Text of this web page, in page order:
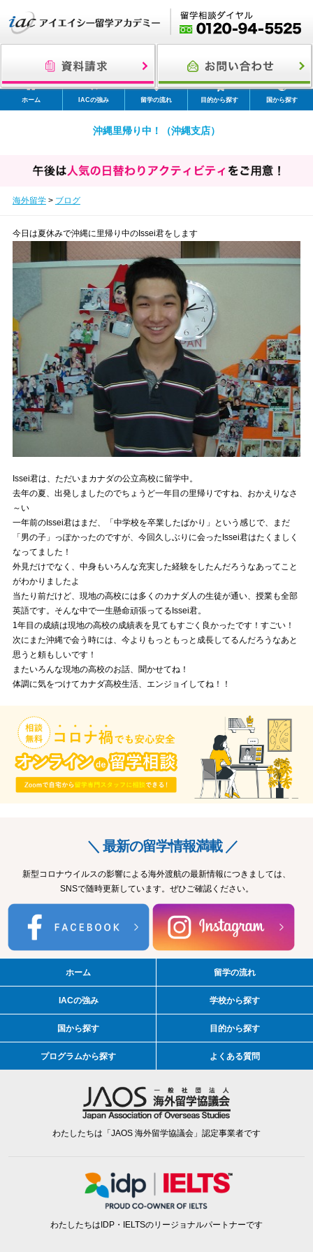
ホーム IACの強み 留学の流れ 目的から探す 国から探す
沖縄里帰り中！（沖縄支店）
海外留学> ブログ
今日は夏休みで沖縄に里帰り中のIssei君をします
Issei君は、ただいまカナダの公立高校に留学中。
去年の夏、出発しましたのでちょうど一年目の里帰りですね、おかえりなさ
～い
一年前のIssei君はまだ、「中学校を卒業したばかり」という感じで、まだ
「男の子」っぽかったのですが、今回久しぶりに会ったIssei君はたくましく
なってました！
外見だけでなく、中身もいろんな充実した経験をしたんだろうなあってこと
がわかりましたよ
当たり前だけど、現地の高校には多くのカナダ人の生徒が通い、授業も全部
英語です。そんな中で一生懸命頑張ってるIssei君。
1年目の成績は現地の高校の成績表を見てもすごく良かったです！すごい！
次にまた沖縄で会う時には、今よりもっともっと成長してるんだろうなあと
思うと頼もしいです！
またいろんな現地の高校のお話、聞かせてね！
体調に気をつけてカナダ高校生活、エンジョイしてね！！
＼ 最新の留学情報満載 ／
新型コロナウイルスの影響による海外渡航の最新情報につきましては、
SNSで随時更新しています。ぜひご確認ください。
ホーム 留学の流れ
IACの強み 学校から探す
国から探す 目的から探す
プログラムから探す よくある質問
わたしたちは「JAOS 海外留学協議会」認定事業者です
わたしたちはIDP・IELTSのリージョナルパートナーです